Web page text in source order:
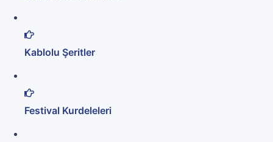
Kablolu Şeritler
Festival Kurdeleleri